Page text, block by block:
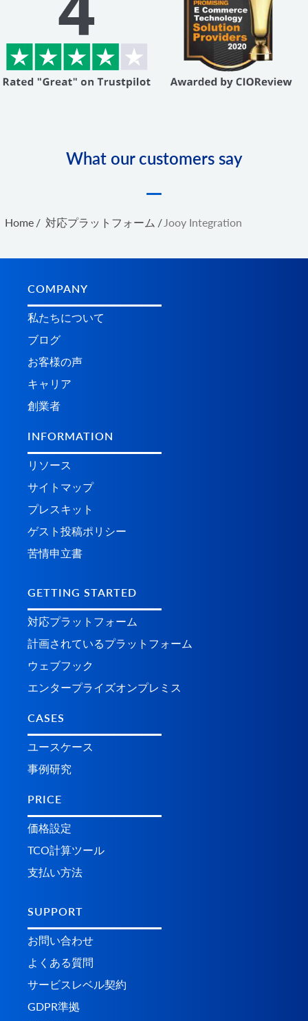
What our customers say
Home / 対応プラットフォーム / Jooy Integration
COMPANY
私たちについて
ブログ
お客様の声
キャリア
創業者
INFORMATION
リソース
サイトマップ
プレスキット
ゲスト投稿ポリシー
苦情申立書
GETTING STARTED
対応プラットフォーム
計画されているプラ​​ットフォーム
ウェブフック
エンタープライズオンプレミス
CASES
ユースケース
事例研究
PRICE
価格設定
TCO計算ツール
支払い方法
SUPPORT
お問い合わせ
よくある質問
サービスレベル契約
GDPR準拠